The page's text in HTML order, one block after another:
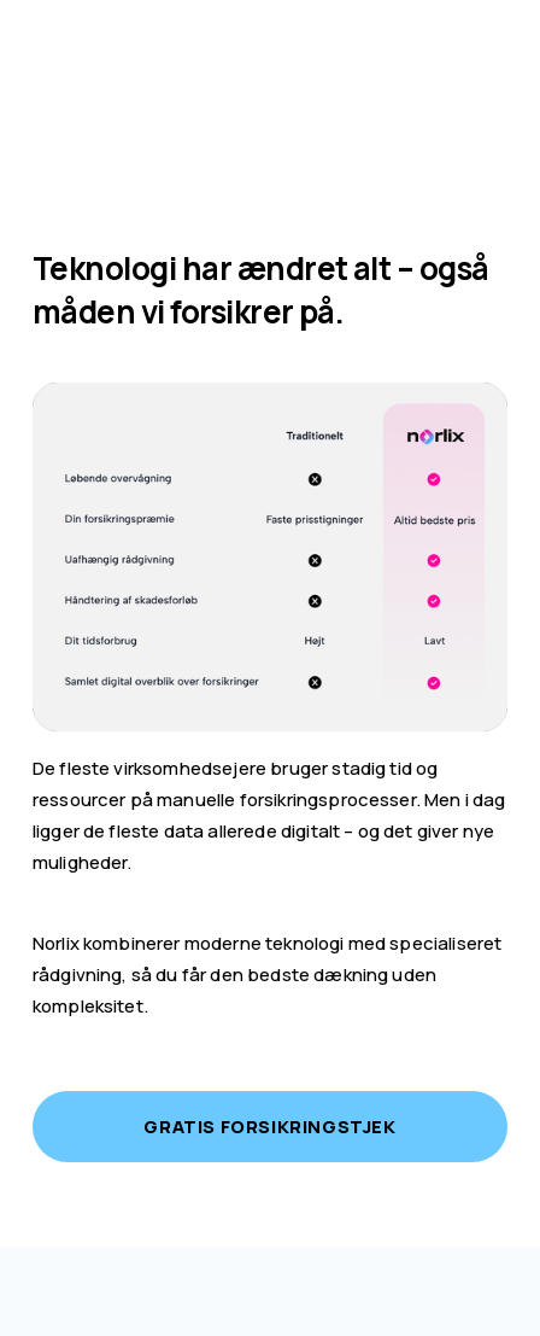
Teknologi har ændret alt – også
måden vi forsikrer på.
De fleste virksomhedsejere bruger stadig tid og
ressourcer på manuelle forsikringsprocesser. Men i dag
ligger de fleste data allerede digitalt – og det giver nye
muligheder.
Norlix kombinerer moderne teknologi med specialiseret
rådgivning, så du får den bedste dækning uden
kompleksitet.
GRATIS FORSIKRINGSTJEK